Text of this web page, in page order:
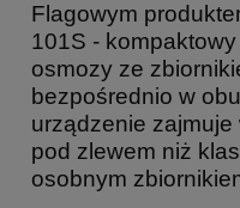
Flagowym
101S -
osmozy ze
bezpośrednio w
urządzenie
pod zlewem niż
osobnym